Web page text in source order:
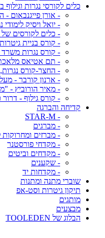
כלים לקורסי נגרות וגילוף
- אורן פייגנבאום -
- יואל ויסיק לימודי
- כלים לקורסים של
- קורס בניית
- קורס נגרות
- תם אטיאס
- החצר-קורס
- ארנון קורבר -
- מאיר הורוביץ -
- קורס גילוף -
קדיחה והברגה
- STAR-M
- מברגים
- מברזים ומחרוקות
- מקדחי פורסטנר
- מקדחים וביטים
- שקענים
- מקדחות יד
שוברי מתנה ומתנות
תיקון גיטרות וסט-אפ
מותגים
מבצעים
הבלוג של TOOLEDEN